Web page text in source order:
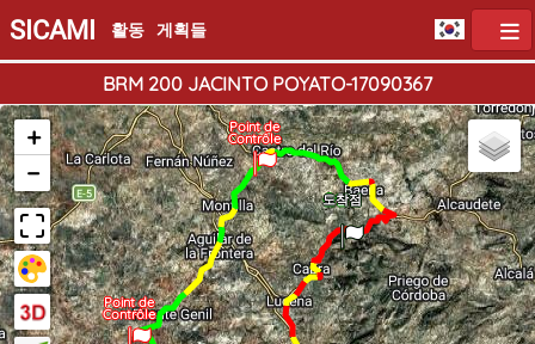
SICAMI 활동 게획들
BRM 200 JACINTO POYATO-17090367
출발점
도착점
Point de
Contrôle
Point de
Contrôle
+
−